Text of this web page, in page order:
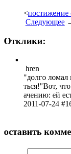
<
Следующее
Отклики:
hren
долго
ться! Вот,
ачен­ию: ей
2011-07-24
оставить